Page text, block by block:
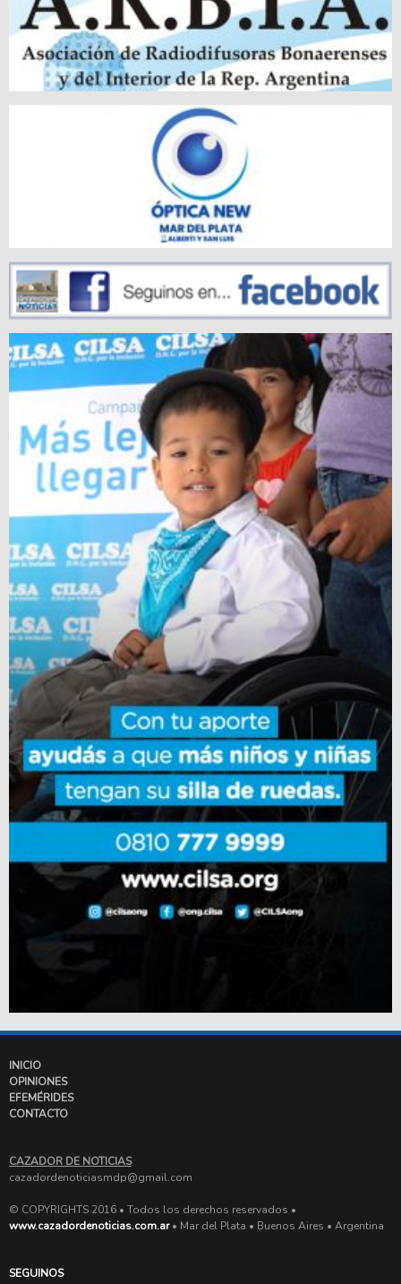
INICIO
OPINIONES
EFEMÉRIDES
CONTACTO
CAZADOR DE NOTICIAS
cazadordenoticiasmdp@gmail.com
© COPYRIGHTS 2016 • Todos los derechos reservados •
www.cazadordenoticias.com.ar• Mar del Plata • Buenos Aires • Argentina
SEGUINOS